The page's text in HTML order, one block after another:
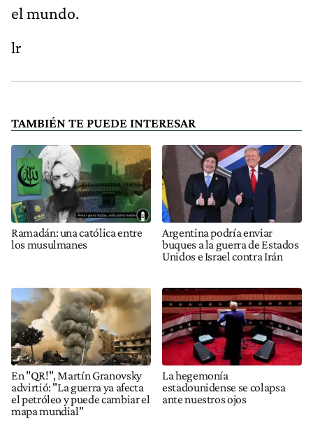
el mundo.
lr
TAMBIÉN TE PUEDE INTERESAR
Ramadán: una católica entre
los musulmanes
Argentina podría enviar
buques a la guerra de Estados
Unidos e Israel contra Irán
En "QR!", Martín Granovsky
advirtió: "La guerra ya afecta
el petróleo y puede cambiar el
mapa mundial"
La hegemonía
estadounidense se colapsa
ante nuestros ojos